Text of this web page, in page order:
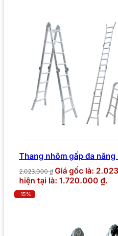
Thang nhôm gấp đa
2.023.000₫ Giá gốc là:
hiện tại là: 1.720.000 ₫.
-15%